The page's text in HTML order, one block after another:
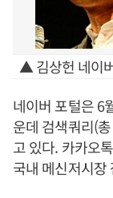
▲ 김상헌 네이
네이버 포털은 6
운데 검색쿼리(
고 있다. 카카오
국내 메신저시장